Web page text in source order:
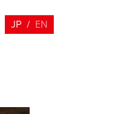
JP / EN